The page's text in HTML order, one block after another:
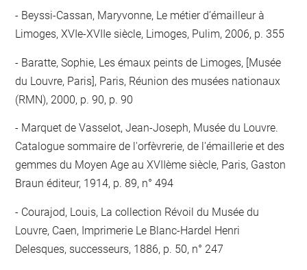
Beyssi-Cassan, Maryvonne, Le métier d’émailleur à
Limoges, XVIe-XVIIe siècle, Limoges, Pulim, 2006, p. 355
Baratte, Sophie, Les émaux peints de Limoges, [Musée
du Louvre, Paris], Paris, Réunion des musées nationaux
(RMN), 2000, p. 90, p. 90
Marquet de Vasselot, Jean-Joseph, Musée du Louvre.
Catalogue sommaire de l'orfèvrerie, de l'émaillerie et des
gemmes du Moyen Age au XVIIème siècle, Paris, Gaston
Braun éditeur, 1914, p. 89, n° 494
Courajod, Louis, La collection Révoil du Musée du
Louvre, Caen, Imprimerie Le Blanc-Hardel Henri
Delesques, successeurs, 1886, p. 50, n° 247